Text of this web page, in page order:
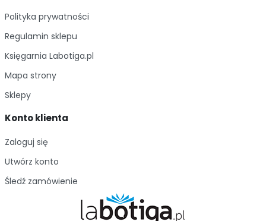
Polityka prywatności
Regulamin sklepu
Księgarnia Labotiga.pl
Mapa strony
Sklepy
Konto klienta
Zaloguj się
Utwórz konto
Śledź zamówienie